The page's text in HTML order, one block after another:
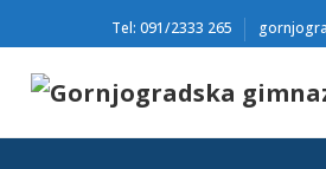
Tel: 091/2333 265